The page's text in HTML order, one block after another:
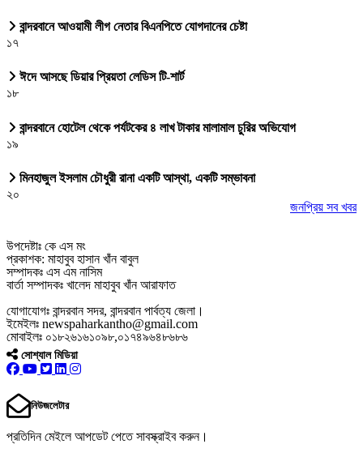
বান্দরবানে আওয়ামী লীগ নেতার বিএনপিতে যোগদানের চেষ্টা
১৭
ঈদে আসছে ডিয়ার প্রিয়তা লেডিস টি-শার্ট
১৮
বান্দরবানে হোটেল থেকে পর্যটকের ৪ লাখ টাকার মালামাল চুরির অভিযোগ
১৯
মিনহাজুল ইসলাম চৌধুরী রানা একটি আস্থা, একটি সম্ভাবনা
২০
জনপ্রিয় সব খবর
উপদেষ্টাঃ কে এস মং
প্রকাশক: মাহাবুব হাসান খাঁন বাবুল
সম্পাদকঃ এস এম নাসিম
বার্তা সম্পাদকঃ খালেদ মাহাবুব খাঁন আরাফাত
যোগাযোগঃ বান্দরবান সদর, বান্দরবান পার্বত্য জেলা।
ইমেইলঃ newspaharkantho@gmail.com
মোবাইলঃ ০১৮২৬১৬১০৯৮,০১৭৪৯৬৪৮৬৮৬
সোশ্যাল মিডিয়া
নিউজলেটার
প্রতিদিন মেইলে আপডেট পেতে সাবস্ক্রাইব করুন।